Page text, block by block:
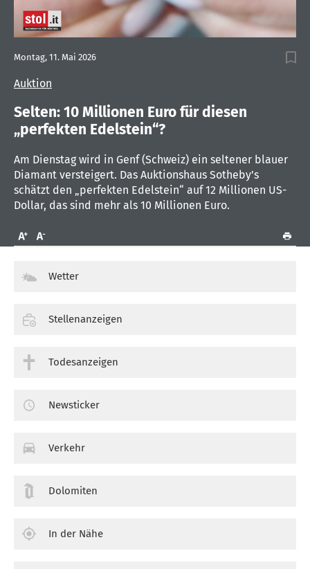
seconds
of
minute,
seconds
Auktion
Montag, 11. Mai 2026
Selten: 10 Millionen Euro für diesen
„perfekten Edelstein“?
Am Dienstag wird in Genf (Schweiz) ein seltener blauer
Diamant versteigert. Das Auktionshaus Sotheby’s
schätzt den „perfekten Edelstein“ auf 12 Millionen US-
Dollar, das sind mehr als 10 Millionen Euro.
Wetter
Stellenanzeigen
Todesanzeigen
Newsticker
Verkehr
Dolomiten
In der Nähe